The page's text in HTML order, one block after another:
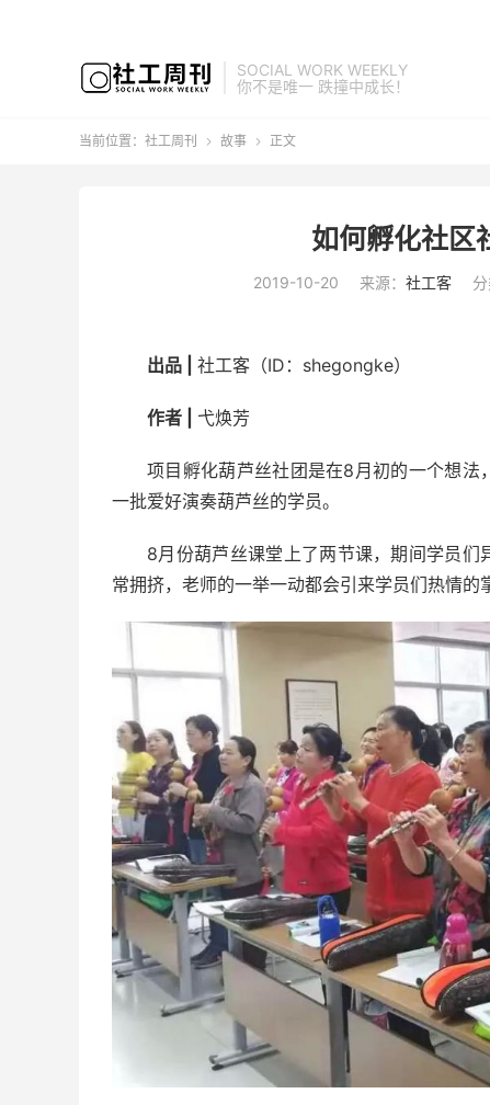
SOCIAL WORK WEEKLY
你不是唯一 跌撞中成长！
当前位置： 社工周刊  故事  正文
如何孵化社区
2019-10-20 来源： 社工客 分
出品 | 社工客（ID：shegongke）
作者 | 弋焕芳
项目孵化葫芦丝社团是在8月初的一个想法
一批爱好演奏葫芦丝的学员。
8月份葫芦丝课堂上了两节课，期间学员
常拥挤，老师的一举一动都会引来学员们热情的